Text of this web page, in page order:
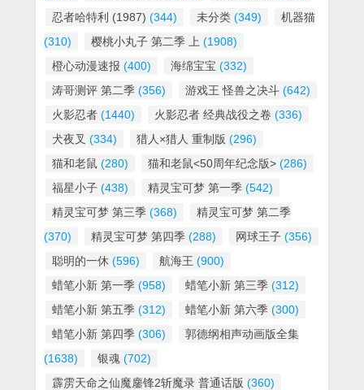
忍者哈特利 (1987) (344) 未分类 (349)
机器猫
(310)
樱桃小丸子 第二季 上 (1908)
橙心动漫速报 (400) 海绵宝宝 (332)
涛哥测评 第二季 (356) 游戏王 怪兽之决斗 (642)
火影忍者 (1440) 火影忍者 经典战役之卷 (336)
犬夜叉 (334) 猎人×猎人 重制版 (296)
猫和老鼠 (280) 猫和老鼠<50周年纪念版> (286)
福星小子 (438) 精灵宝可梦 第一季 (542)
精灵宝可梦 第三季 (368)
精灵宝可梦 第二季
(370)
精灵宝可梦 第四季 (288) 网球王子 (356)
聪明的一休 (596) 航海王 (900)
蜡笔小新 第一季 (958) 蜡笔小新 第三季 (312)
蜡笔小新 第五季 (312) 蜡笔小新 第六季 (300)
蜡笔小新 第四季 (306)
郭德纲相声动画版全集
(1638)
银魂 (702)
霹雳天命之仙魔鏖锋2斩魔录 普通话版 (360)